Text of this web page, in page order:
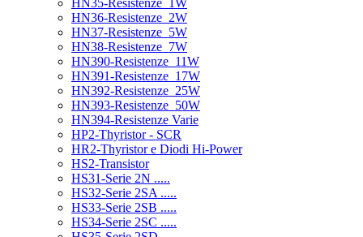
HN35-Resistenze_1W
HN36-Resistenze_2W
HN37-Resistenze_5W
HN38-Resistenze_7W
HN390-Resistenze_11W
HN391-Resistenze_17W
HN392-Resistenze_25W
HN393-Resistenze_50W
HN394-Resistenze Varie
HP2-Thyristor - SCR
HR2-Thyristor e Diodi Hi-Power
HS2-Transistor
HS31-Serie 2N .....
HS32-Serie 2SA .....
HS33-Serie 2SB .....
HS34-Serie 2SC .....